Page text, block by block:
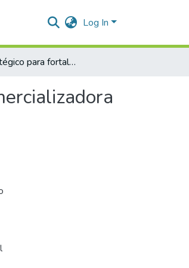
Log In
Plan estratégico para fortalecer los procesos logísticos de la comercializadora de café KUMA en el municipio de Valledupar - Cesar